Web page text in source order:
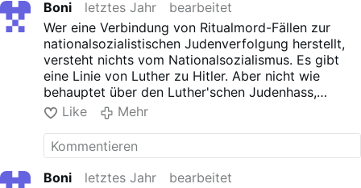
Boni letztes Jahr
bearbeitet
Wer eine Verbindung von Ritualmord-Fällen zur
nationalsozialistischen Judenverfolgung herstellt,
versteht nichts vom Nationalsozialismus. Es gibt
eine Linie von Luther zu Hitler. Aber nicht wie
behauptet über den Luther'schen Judenhass,
sondern über die protestantische
Rechtfertigungslehre. Es gibt hingegen keinerlei
Zusammenhang zwischen Ritualmordfällen und
Judenverfolgung durch Nationalsozialisten im 20
Jahrhundert.
Like Mehr
Boni letztes Jahr
bearbeitet